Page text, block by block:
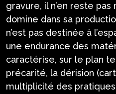
gravure, il n’en reste
domine dans sa
n’est pas destinée à
une endurance des
caractérise, sur le plan
précarité, la dérision
multiplicité des